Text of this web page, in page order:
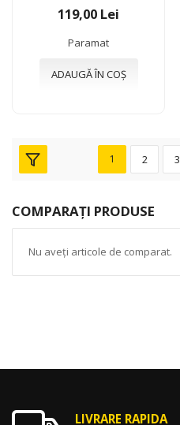
119,00 Lei
Paramat
ADAUGĂ ÎN COȘ
1 2 3
COMPARAȚI PRODUSE
Nu aveți articole de comparat.
LIVRARE RAPIDA